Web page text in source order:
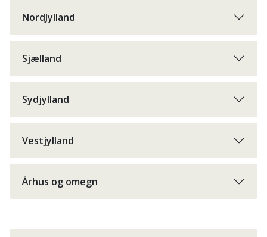
NordJylland
Sjælland
Sydjylland
Vestjylland
Århus og omegn